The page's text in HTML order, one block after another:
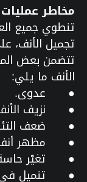
مخاطر
تنطوي جميع
تجميل الأنف،
تتضمن بعض
الأنف ما يلي:
● عدوى.
● نزيف
● ضعف
● مظهر
● تغيّر
● تنميل